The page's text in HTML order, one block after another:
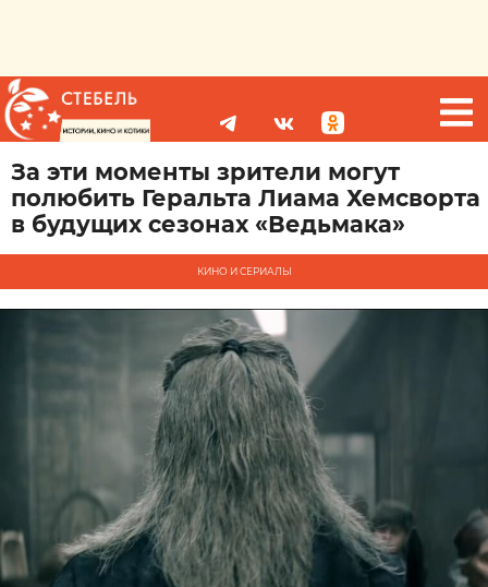
За эти моменты зрители могут
полюбить Геральта Лиама Хемсворта
в будущих сезонах «Ведьмака»
КИНО И СЕРИАЛЫ